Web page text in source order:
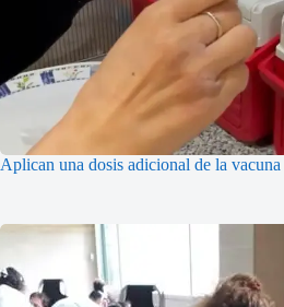
Aplican una dosis adicional de la